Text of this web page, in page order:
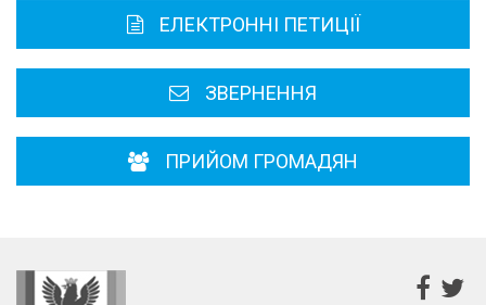
Районні, міські ради
ЕЛЕКТРОННІ ПЕТИЦІЇ
ЗВЕРНЕННЯ
ПРИЙОМ ГРОМАДЯН